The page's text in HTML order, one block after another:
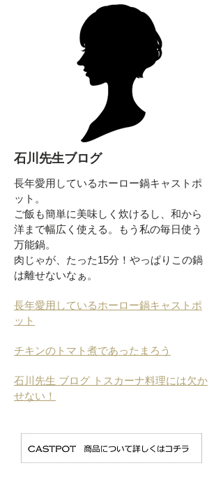
石川先生ブログ
長年愛用しているホーロー鍋キャストポ
ット。
ご飯も簡単に美味しく炊けるし、和から
洋まで幅広く使える。もう私の毎日使う
万能鍋。
肉じゃが、たった15分！やっぱりこの鍋
は離せないなぁ。
長年愛用しているホーロー鍋キャストポ
ット
チキンのトマト煮であったまろう
石川先生 ブログ トスカーナ料理には欠か
せない！